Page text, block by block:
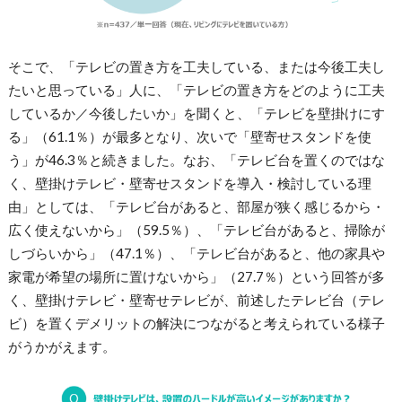
そこで、「テレビの置き方を工夫している、または今後工夫し
たいと思っている」人に、「テレビの置き方をどのように工夫
しているか／今後したいか」を聞くと、「テレビを壁掛けにす
る」（61.1％）が最多となり、次いで「壁寄せスタンドを使
う」が46.3％と続きました。なお、「テレビ台を置くのではな
く、壁掛けテレビ・壁寄せスタンドを導入・検討している理
由」としては、「テレビ台があると、部屋が狭く感じるから・
広く使えないから」（59.5％）、「テレビ台があると、掃除が
しづらいから」（47.1％）、「テレビ台があると、他の家具や
家電が希望の場所に置けないから」（27.7％）という回答が多
く、壁掛けテレビ・壁寄せテレビが、前述したテレビ台（テレ
ビ）を置くデメリットの解決につながると考えられている様子
がうかがえます。